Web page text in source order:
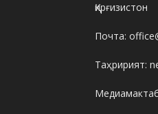
Қирғизистон
Почта:
Таҳририят: